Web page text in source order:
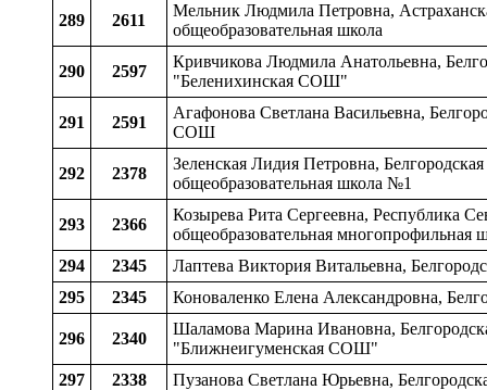
289 2611
Мельник Людмила Петровна,
общеобразовательная школа
290 2597
Кривчикова Людмила Анатольевна,
"Беленихинская СОШ"
291 2591
Агафонова Светлана Васильевна,
СОШ
292 2378
Зеленская Лидия Петровна,
общеобразовательная школа №1
293 2366
Козырева Рита Сергеевна, Республика
общеобразовательная
294
2345
Лаптева Виктория Витальевна,
295
2345 Коноваленко Елена Александровна,
296 2340
Шаламова Марина Ивановна,
"Ближнеигуменская СОШ"
297
2338 Пузанова Светлана Юрьевна,